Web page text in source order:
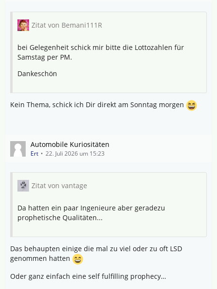
Zitat von Bemani111R
bei Gelegenheit schick mir bitte die Lottozahlen für
Samstag per PM.
Dankeschön
Kein Thema, schick ich Dir direkt am Sonntag morgen
Automobile Kuriositäten
Ert 22. Juli 2026 um 15:23
Zitat von vantage
Da hatten ein paar Ingenieure aber geradezu
prophetische Qualitäten...
Das behaupten einige die mal zu viel oder zu oft LSD
genommen hatten
Oder ganz einfach eine self fulfilling prophecy…